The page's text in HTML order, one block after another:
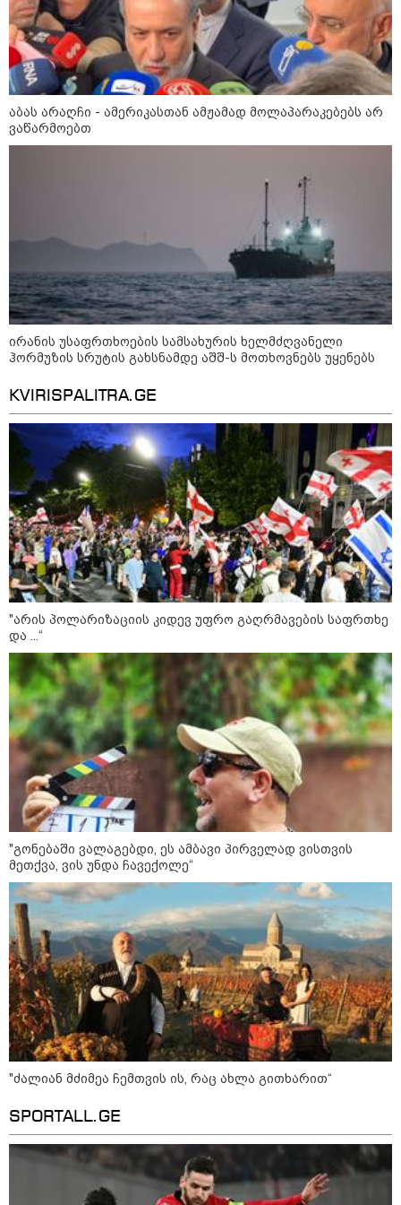
დაშავებული, მასშტაბური
ხანძარი - რუსეთმა კიევზე
იერიში ბალისტიკური
რაკეტებით მიიტანა
14:13 / 04-08-2026
ნავთობგადამამუშავებელ
კატეგორიის ყველა სიახლე
კატეგორიები
9
აგვისტო
დღის ზოგადი
ასტროლოგიური
პროგნოზი
აგვისტო აგარაკზე: ეს 5 საქმე
უნდა მოასწროთ შემოდგომის
დადგომამდე
ფული ამ ზოდიაქოს ნიშნების
ხელში აღმოჩნდება: ვინ
გამდიდრდება?
როგორ ჩავიცვათ 40 წლის
აუცილებელი სამოსი
აბას არაღჩი - ამერიკასთან ამჟამად მოლაპარაკებებს არ
ვაწარმოებთ
ირანის უსაფრთხოების სამსახურის ხელმძღვანელი
ჰორმუზის სრუტის გახსნამდე აშშ-ს მოთხოვნებს უყენებს
KVIRISPALITRA.GE
"არის პოლარიზაციის კიდევ უფრო გაღრმავების საფრთხე
და ...“
"გონებაში ვალაგებდი, ეს ამბავი პირველად ვისთვის
მეთქვა, ვის უნდა ჩავექოლე“
"ძალიან მძიმეა ჩემთვის ის, რაც ახლა გითხარით“
SPORTALL.GE